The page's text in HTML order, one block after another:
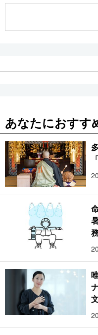
あなたにおすす